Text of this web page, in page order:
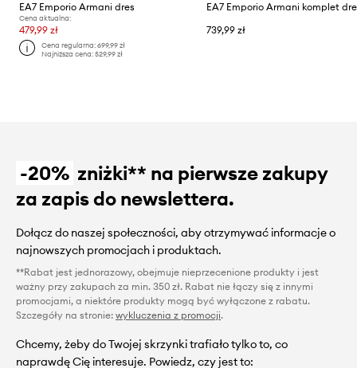
EA7 Emporio Armani dres
Cena aktualna:
479,99 zł
Cena regularna:699,99 zł
Najniższa cena:529,99 zł
739,99 zł
-20% zniżki** na pierwsze zakupy
za zapis do newslettera.
Dołącz do naszej społeczności, aby otrzymywać informacje o
najnowszych promocjach i produktach.
**Rabat jest jednorazowy, obejmuje nieprzecenione produkty i jest
ważny przy zakupach za min. 350 zł. Rabat nie łączy się z innymi
promocjami, a niektóre produkty mogą być wyłączone z rabatu.
Szczegóły na stronie: wykluczenia z promocji.
Chcemy, żeby do Twojej skrzynki trafiało tylko to, co
naprawdę Cię interesuje. Powiedz, czy jest to: